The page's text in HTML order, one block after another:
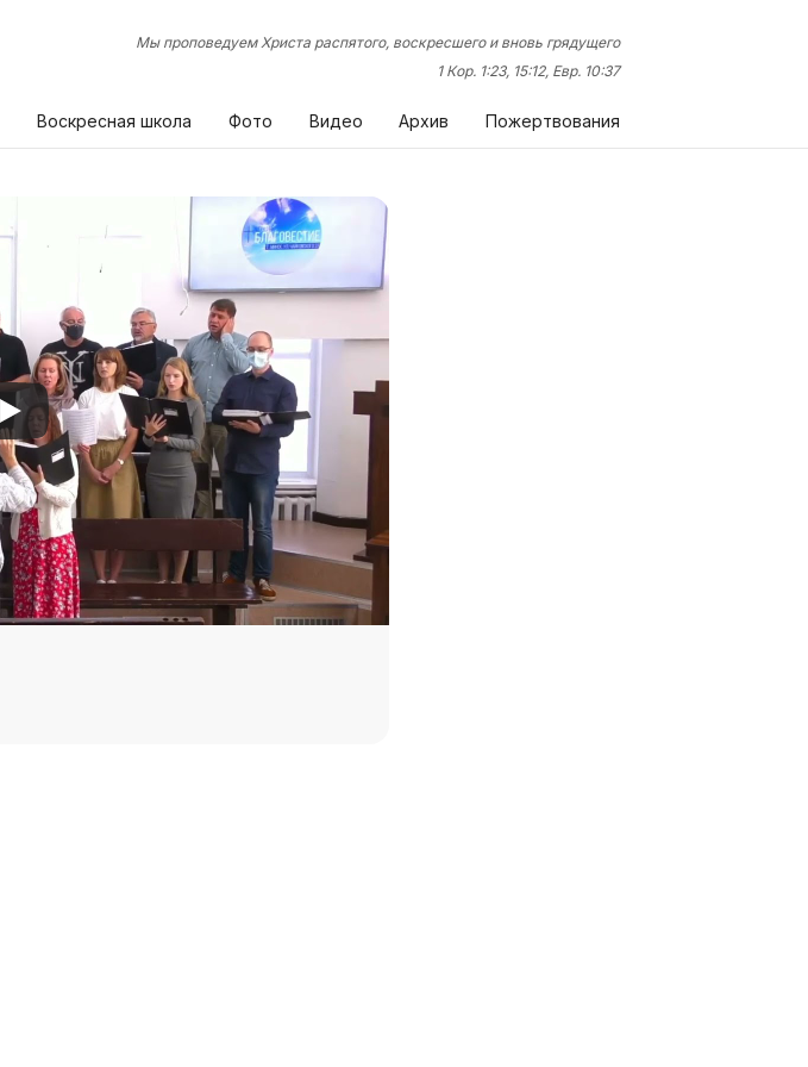
Мы проповедуем Христа распятого, воскресшего и вновь грядущего
1 Кор. 1:23, 15:12, Евр. 10:37
Воскресная школа Фото Видео Архив Пожертвования